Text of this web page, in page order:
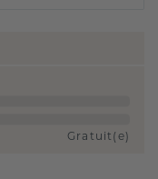
Gratuit(e)